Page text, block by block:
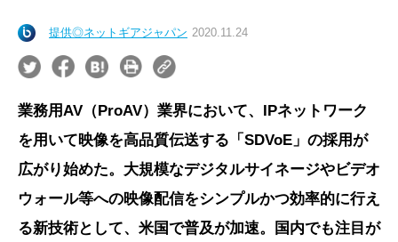
提供◎ネットギアジャパン 2020.11.24
業務用AV（ProAV）業界において、IPネットワーク
を用いて映像を高品質伝送する「SDVoE」の採用が
広がり始めた。大規模なデジタルサイネージやビデオ
ウォール等への映像配信をシンプルかつ効率的に行え
る新技術として、米国で普及が加速。国内でも注目が